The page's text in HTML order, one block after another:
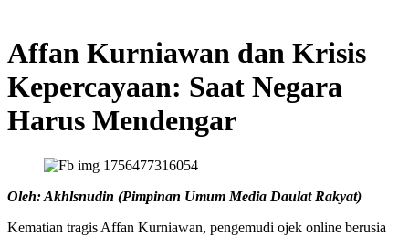
Affan Kurniawan dan Krisis
Kepercayaan: Saat Negara
Harus Mendengar
Oleh: Akhlsnudin (Pimpinan Umum Media Daulat Rakyat)
Kematian tragis Affan Kurniawan, pengemudi ojek online berusia